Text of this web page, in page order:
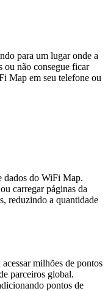
para um lugar onde a
ou não consegue ficar
Map em seu telefone ou
dados do WiFi Map.
carregar páginas da
reduzindo a quantidade
milhões de pontos
parceiros global.
pontos de